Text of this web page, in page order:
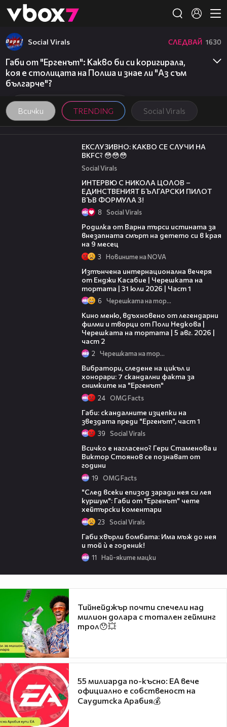
👾
Всички TRENDING Social Virals
Social Virals СЛЕДВАЙ 1630
Габи от "Ергенът": Какво би си коригирала,
коя е столицата на Полша и знае ли "Аз съм
българче"?
01:57
ЕКСЛУЗИВНО: КАКВО СЕ СЛУЧИ НА
BKFC? 😳😳😳
Social Virals
ИНТЕРВЮ С НИКОЛА ЦОЛОВ –
ЕДИНСТВЕНИЯТ БЪЛГАРСКИ ПИЛОТ
ВЪВ ФОРМУЛА 3!
8 Social Virals
Родилка от Варна търси истината за
внезапната смърт на детето си в края
на 9 месец
3 Новините на NOVA
Изтънчена интернационална вечеря
от Енджи Касабие | Черешката на
тортата | 31 юли 2026 | Част 1
6 Черешката на тортата
Кино меню, вдъхновено от легендарни
филми и творци от Поли Недкова |
Черешката на тортата | 5 авг. 2026 |
част 2
2 Черешката на тортата
Вибратори, следене на цикъл и
хонорари: 7 скандални факта за
снимките на "Ергенът"
24 OMG Facts
Габи: скандалните изцепки на
звездата преди "Ергенът", част 1
39 Social Virals
Всичко е нагласено? Гери Стаменова и
Виктор Стоянов се познават от
години
19 OMG Facts
"След всеки епизод заради нея си лея
куршум": Габи от "Ергенът" чете
хейтърски коментари
23 Social Virals
Габи хвърли бомбата: Има мъж до нея
и той ѝ е годеник!
11 Най-яките мацки
Тийнейджър почти спечели над
милион долара с тотален гейминг
трол😯💥
55 милиарда по-късно: EA вече
официално е собственост на
Саудитска Арабия💰